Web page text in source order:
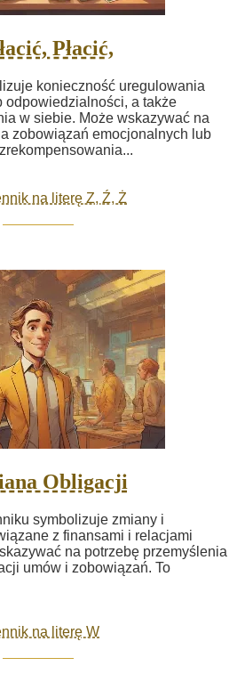
Płacić,
konieczność uregulowania
odpowiedzialności, a także
w siebie. Może wskazywać na
zobowiązań emocjonalnych lub
na literę Z, Ź, Ż
Obligacji
symbolizuje zmiany i
z finansami i relacjami
na potrzebę przemyślenia
umów i zobowiązań. To
na literę W